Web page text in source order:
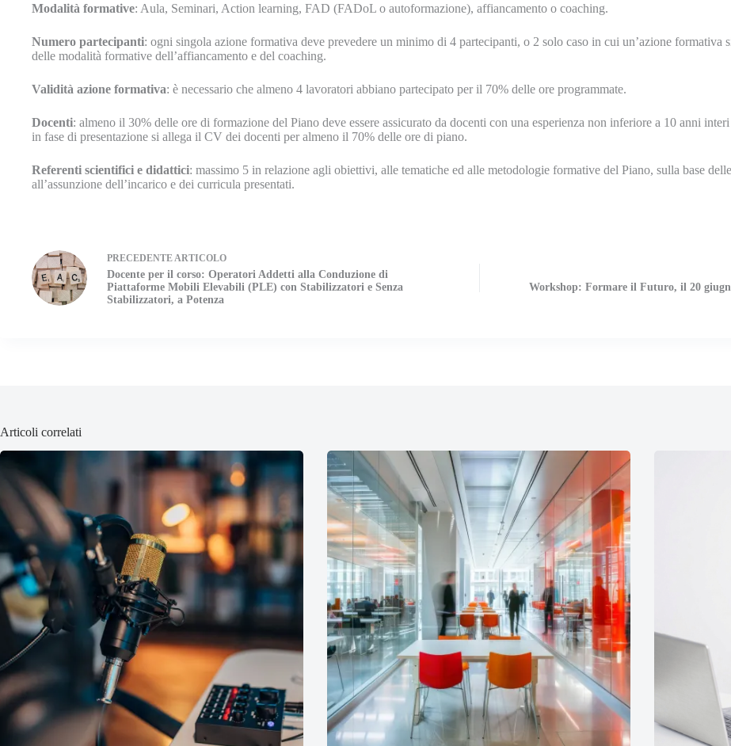
Modalità formative: Aula, Seminari, Action learning, FAD (FADoL o autoformazione), affiancamento o coaching.
Numero partecipanti: ogni singola azione formativa deve prevedere un minimo di 4 partecipanti, o 2 solo caso in cui un’azione formativa
delle modalità formative dell’affiancamento e del coaching.
Validità azione formativa: è necessario che almeno 4 lavoratori abbiano partecipato per il 70% delle ore programmate.
Docenti: almeno il 30% delle ore di formazione del Piano deve essere assicurato da docenti con una esperienza non inferiore a 10 anni
in fase di presentazione si allega il CV dei docenti per almeno il 70% delle ore di piano.
Referenti scientifici e didattici: massimo 5 in relazione agli obiettivi, alle tematiche ed alle metodologie formative del Piano, sulla base
all’assunzione dell’incarico e dei curricula presentati.
PRECEDENTE ARTICOLO
Docente per il corso: Operatori Addetti alla Conduzione di
Piattaforme Mobili Elevabili (PLE) con Stabilizzatori e Senza
Stabilizzatori, a Potenza
Workshop: Formare il Futuro, il 20
Articoli correlati